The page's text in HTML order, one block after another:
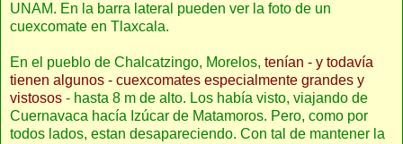
UNAM. En la barra lateral pueden ver la foto de un
cuexcomate en Tlaxcala.
En el pueblo de Chalcatzingo, Morelos, tenían - y todavía
tienen algunos - cuexcomates especialmente grandes y
vistosos - hasta 8 m de alto. Los había visto, viajando de
Cuernavaca hacía Izúcar de Matamoros. Pero, como por
todos lados, estan desapareciendo. Con tal de mantener la